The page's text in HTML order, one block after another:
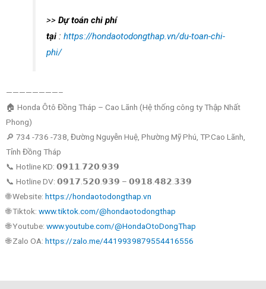
>>Dự toán chi phí
tại : https://hondaotodongthap.vn/du-toan-chi-
phi/
————————–
🏠 Honda Ôtô Đồng Tháp – Cao Lãnh (Hệ thống công ty Thập Nhất
Phong)
🔎 734 -736 -738, Đường Nguyễn Huệ, Phường Mỹ Phú, TP.Cao Lãnh,
Tỉnh Đồng Tháp
📞 Hotline KD: 𝟬𝟵𝟭𝟭.𝟳𝟮𝟬.𝟵𝟯𝟵
📞 Hotline DV: 𝟬𝟵𝟭𝟳.𝟱𝟮𝟬.𝟵𝟯𝟵 – 𝟬𝟵𝟭𝟴.𝟰𝟴𝟮.𝟯𝟯𝟵
🌐 Website: https://hondaotodongthap.vn
🌐 Tiktok: www.tiktok.com/@hondaotodongthap
🌐 Youtube: www.youtube.com/@HondaOtoDongThap
🌐 Zalo OA: https://zalo.me/4419939879554416556